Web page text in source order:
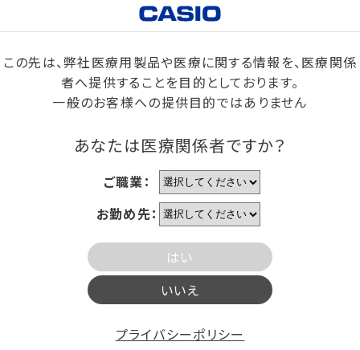
この先は、弊社医療用製品や医療に関する情報を、医療関係
者へ提供することを目的としております。
一般のお客様への提供目的ではありません
あなたは医療関係者ですか？
ご職業：
お勤め先：
はい
いいえ
プライバシーポリシー